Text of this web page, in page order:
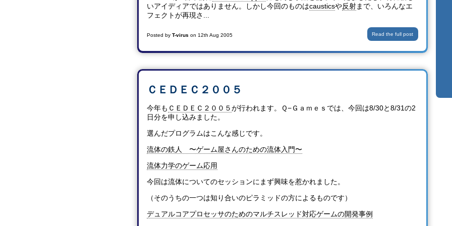
いアイディアではありません。しかし今回のものはcausticsや反射まで、いろんなエ
フェクトが再現さ...
Posted byT-virus on12th Aug 2005 Read the full post
ＣＥＤＥＣ２００５
今年も ＣＥＤＥＣ２００５が行われます。Ｑ−Ｇａｍｅｓでは、今回は8/30と8/31の2
日分を申し込みました。
選んだプログラムはこんな感じです。
流体の鉄人 〜ゲーム屋さんのための流体入門〜
流体力学のゲーム応用
今回は流体についてのセッションにまず興味を惹かれました。
（そのうちの一つは知り合いのピラミッドの方によるものです）
デュアルコアプロセッサのためのマルチスレッド対応ゲームの開発事例